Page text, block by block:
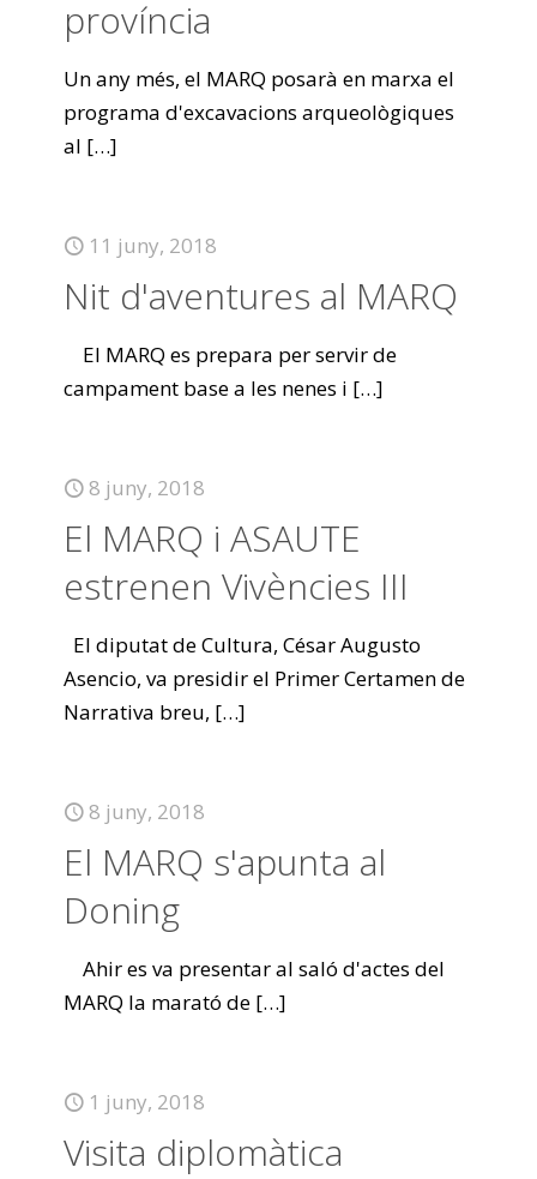
província
Un any més, el MARQ posarà en marxa el
programa d'excavacions arqueològiques
al […]
11 juny, 2018
Nit d'aventures al MARQ
El MARQ es prepara per servir de
campament base a les nenes i […]
8 juny, 2018
El MARQ i ASAUTE
estrenen Vivències III
El diputat de Cultura, César Augusto
Asencio, va presidir el Primer Certamen de
Narrativa breu, […]
8 juny, 2018
El MARQ s'apunta al
Doning
Ahir es va presentar al saló d'actes del
MARQ la marató de […]
1 juny, 2018
Visita diplomàtica